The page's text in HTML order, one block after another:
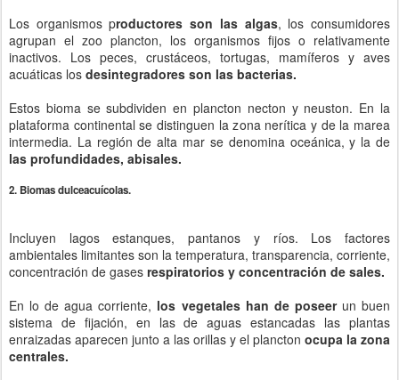
Los organismos productores son las algas, los consumidores
agrupan el zoo plancton, los organismos fijos o relativamente
inactivos. Los peces, crustáceos, tortugas, mamíferos y aves
acuáticas los desintegradores son las bacterias.
Estos bioma se subdividen en plancton necton y neuston. En la
plataforma continental se distinguen la zona nerítica y de la marea
intermedia. La región de alta mar se denomina oceánica, y la de
las profundidades, abisales.
2. Biomas dulceacuícolas.
Incluyen lagos estanques, pantanos y ríos. Los factores
ambientales limitantes son la temperatura, transparencia, corriente,
concentración de gases respiratorios y concentración de sales.
En lo de agua corriente, los vegetales han de poseerun buen
sistema de fijación, en las de aguas estancadas las plantas
enraizadas aparecen junto a las orillas y el plancton ocupa la zona
centrales.